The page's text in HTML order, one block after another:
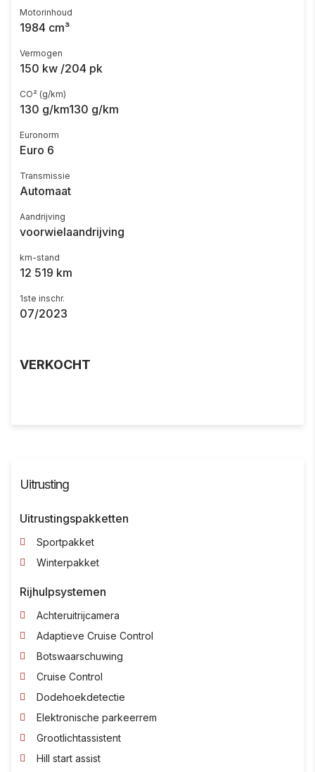
Motorinhoud
1984 cm³
Vermogen
150 kw /204 pk
CO² (g/km)
130 g/km130 g/km
Euronorm
Euro 6
Transmissie
Automaat
Aandrijving
voorwielaandrijving
km-stand
12 519 km
1ste inschr.
07/2023
VERKOCHT
Uitrusting
Uitrustingspakketten
Sportpakket
Winterpakket
Rijhulpsystemen
Achteruitrijcamera
Adaptieve Cruise Control
Botswaarschuwing
Cruise Control
Dodehoekdetectie
Elektronische parkeerrem
Grootlichtassistent
Hill start assist